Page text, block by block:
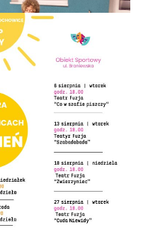
w każdą środę...